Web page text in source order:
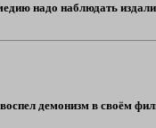
надо наблюдать
демонизм в своём